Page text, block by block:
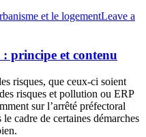
et le logementLeave a
principe et contenu
risques, que ceux-ci soient
risques et pollution ou ERP
sur l’arrêté préfectoral
cadre de certaines démarches